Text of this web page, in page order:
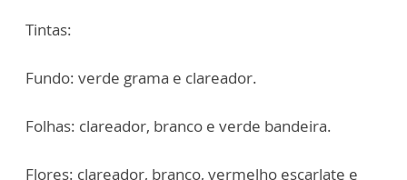
Tintas:
Fundo: verde grama e clareador.
Folhas: clareador, branco e verde bandeira.
Flores: clareador, branco, vermelho escarlate e